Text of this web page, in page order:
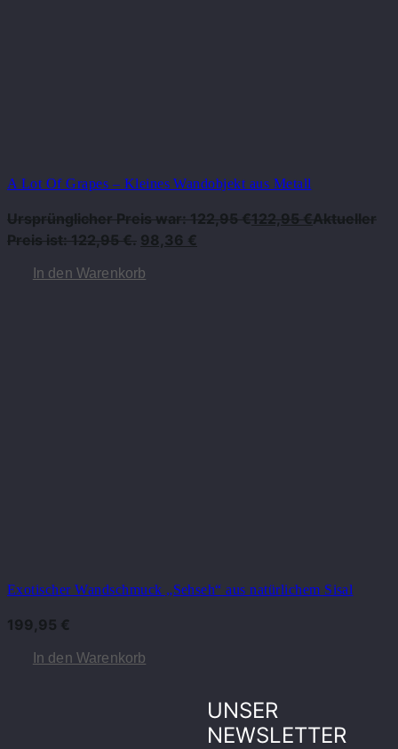
A Lot Of Grapes – Kleines Wandobjekt aus Metall
Ursprünglicher Preis war: 122,95 €122,95€Aktueller
Preis ist: 122,95 €. 98,36 €
In den Warenkorb
Exotischer Wandschmuck „Sehseh“ aus natürlichem Sisal
199,95 €
In den Warenkorb
UNSER
NEWSLETTER